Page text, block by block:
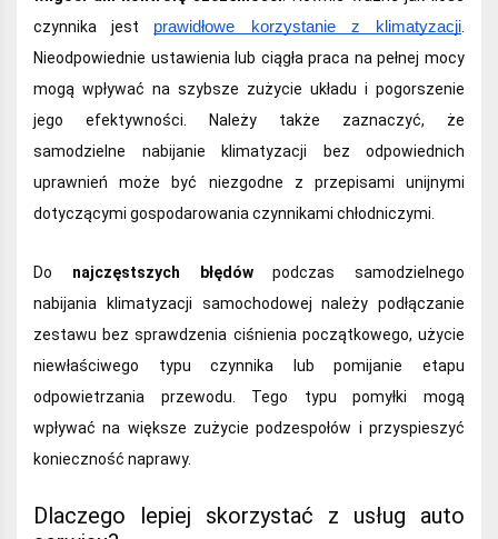
czynnika jest prawidłowe korzystanie z klimatyzacji
Nieodpowiednie ustawienia lub ciągła praca na pełnej mocy
mogą wpływać na szybsze zużycie układu i pogorszenie
jego efektywności. Należy także zaznaczyć, że
samodzielne nabijanie klimatyzacji bez odpowiednich
uprawnień może być niezgodne z przepisami unijnymi
dotyczącymi gospodarowania czynnikami chłodniczymi.
Do najczęstszych błędówpodczas samodzielnego
nabijania klimatyzacji samochodowej należy podłączanie
zestawu bez sprawdzenia ciśnienia początkowego, użycie
niewłaściwego typu czynnika lub pomijanie etapu
odpowietrzania przewodu. Tego typu pomyłki mogą
wpływać na większe zużycie podzespołów i przyspieszyć
konieczność naprawy.
Dlaczego lepiej skorzystać z usług auto